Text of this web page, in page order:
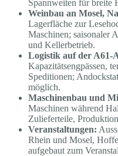
Spannweiten für breite
Weinbau an Mosel,
Lagerfläche zur
Maschinen; saisonaler
und Kellerbetrieb.
Logistik auf der A61-
Kapazitätsengpässen,
Speditionen;
möglich.
Maschinenbau und
Maschinen während
Zulieferteile,
Veranstaltungen:
Rhein und Mosel,
aufgebaut zum